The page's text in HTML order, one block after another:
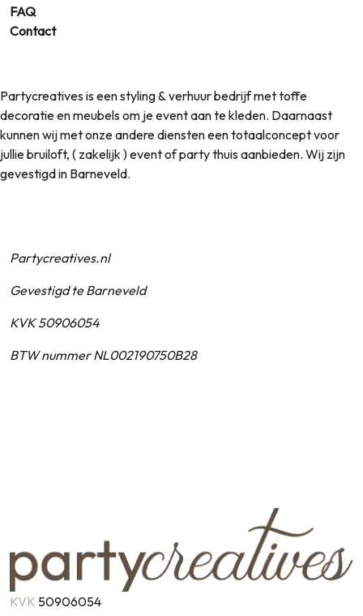
FAQ
Contact
Partycreatives is een styling & verhuur bedrijf met toffe
decoratie en meubels om je event aan te kleden. Daarnaast
kunnen wij met onze andere diensten een totaalconcept voor
jullie bruiloft, ( zakelijk ) event of party thuis aanbieden. Wij zijn
gevestigd in Barneveld.
Partycreatives.nl
Gevestigd te Barneveld
KVK 50906054
BTW nummer NL002190750B28
KVK 50906054